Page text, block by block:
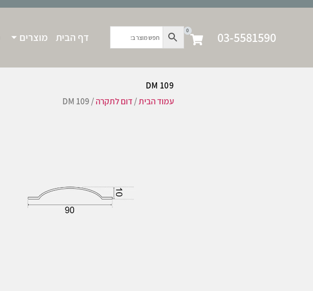
03-5581590
0
דף הבית מוצרים
DM 109
עמוד הבית/דום לתקרה/ DM 109